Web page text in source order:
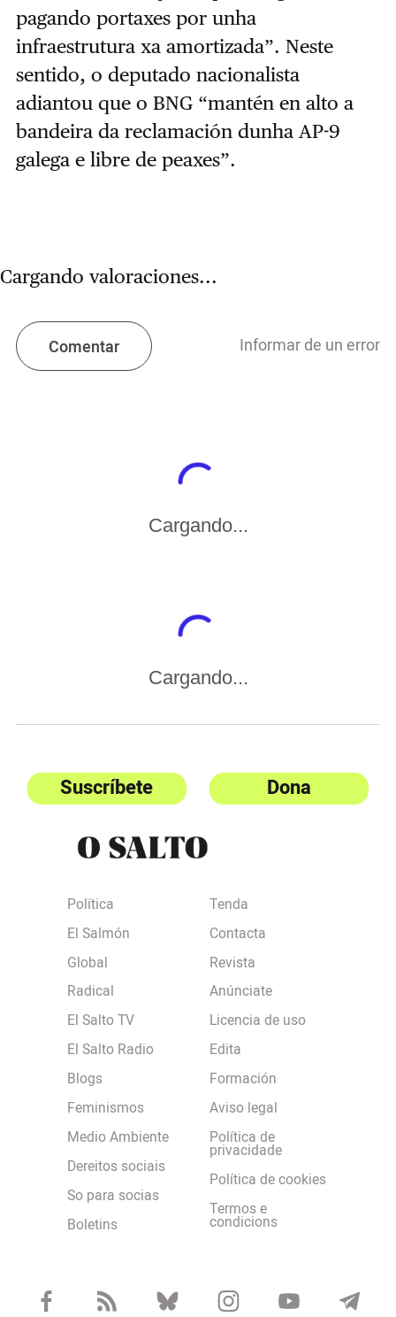
pagando portaxes por unha
infraestrutura xa amortizada”. Neste
sentido, o deputado nacionalista
adiantou que o BNG “mantén en alto a
bandeira da reclamación dunha AP-9
galega e libre de peaxes”.
Cargando valoraciones...
Comentar Informar de un error
Cargando...
Cargando...
Suscríbete Dona
Política
El Salmón
Global
Radical
El Salto TV
El Salto Radio
Blogs
Feminismos
Medio Ambiente
Dereitos sociais
So para socias
Boletins
Tenda
Contacta
Revista
Anúnciate
Licencia de uso
Edita
Formación
Aviso legal
Política de
privacidade
Política de cookies
Termos e
condicions